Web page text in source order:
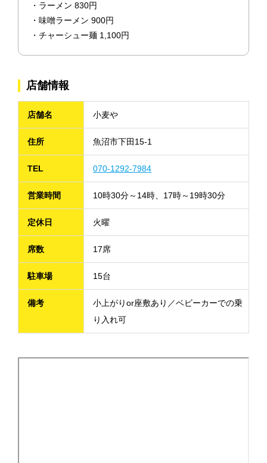
・ラーメン 830円
・味噌ラーメン 900円
・チャーシュー麺 1,100円
店舗情報
店舗名 小麦や
住所 魚沼市下田15-1
TEL 070-1292-7984
営業時間 10時30分～14時、17時～19時30分
定休日 火曜
席数 17席
駐車場 15台
備考
小上がりor座敷あり／ベビーカーでの乗
り入れ可